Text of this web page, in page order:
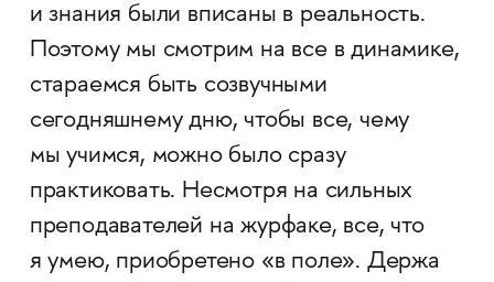
и знания были вписаны в реальность.
Поэтому мы смотрим на все в динамике,
стараемся быть созвучными
сегодняшнему дню, чтобы все, чему
мы учимся, можно было сразу
практиковать. Несмотря на сильных
преподавателей на журфаке, все, что
я умею, приобретено «в поле». Держа